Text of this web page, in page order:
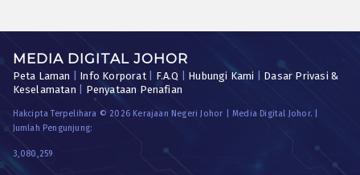
MEDIA DIGITAL JOHOR
Peta Laman Info Korporat| F.A.Q Hubungi Kami
Dasar Privasi &
Keselamatan
Penyataan Penafian
Hakcipta Terpelihara © 2026 Kerajaan Negeri Johor | Media Digital Johor. |
Jumlah Pengunjung:
3,080,259